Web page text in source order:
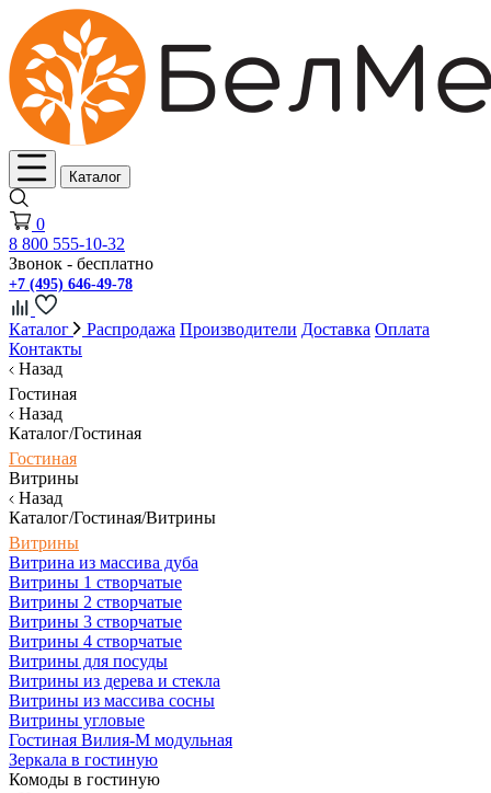
Каталог
0
8 800 555-10-32
Звонок - бесплатно
+7 (495) 646-49-78
Каталог Распродажа Производители Доставка Оплата
Контакты
Назад
Гостиная
Назад
Каталог/Гостиная
Гостиная
Витрины
Назад
Каталог/Гостиная/Витрины
Витрины
Витрина из массива дуба
Витрины 1 створчатые
Витрины 2 створчатые
Витрины 3 створчатые
Витрины 4 створчатые
Витрины для посуды
Витрины из дерева и стекла
Витрины из массива сосны
Витрины угловые
Гостиная Вилия-М модульная
Зеркала в гостиную
Комоды в гостиную